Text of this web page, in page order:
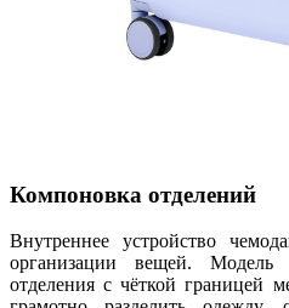
Компоновка отделений
Внутреннее устройство
организации вещей. Модель
отделения с чёткой границей